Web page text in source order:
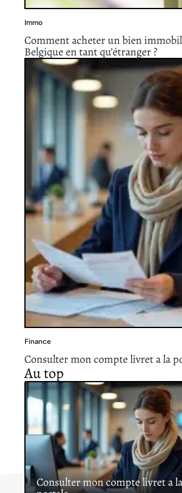
Immo
Comment acheter un bien
Belgique en tant qu’étranger ?
Finance
Consulter mon compte livret a la
Au top
Consulter mon compte livret a
Contact Mentions légales